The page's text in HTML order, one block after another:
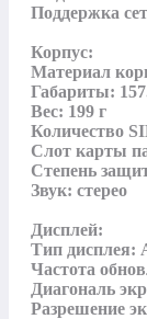
Поддержка
Корпус:
Материал
Габариты:
Вес: 199 г
Количество
Слот карты
Степень
Звук: стерео
Дисплей:
Тип дисплея:
Частота
Диагональ
Разрешение